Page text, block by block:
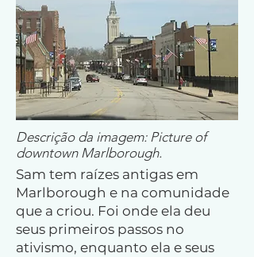
Descrição da imagem: Picture of
downtown Marlborough.
Sam tem raízes antigas em
Marlborough e na comunidade
que a criou. Foi onde ela deu
seus primeiros passos no
ativismo, enquanto ela e seus